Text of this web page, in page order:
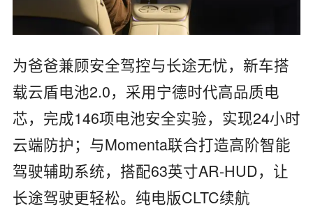
为爸爸兼顾安全驾控与长途无忧，新车搭
载云盾电池2.0，采用宁德时代高品质电
芯，完成146项电池安全实验，实现24小时
云端防护；与Momenta联合打造高阶智能
驾驶辅助系统，搭配63英寸AR-HUD，让
长途驾驶更轻松。纯电版CLTC续航